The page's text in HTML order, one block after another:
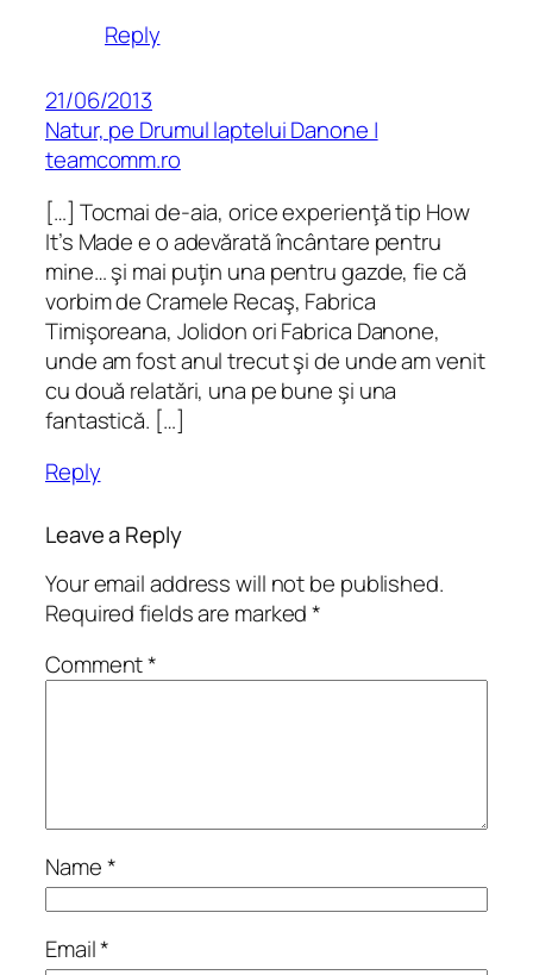
Reply
21/06/2013
Natur, pe Drumul laptelui Danone |
teamcomm.ro
[…] Tocmai de-aia, orice experienţă tip How
It’s Made e o adevărată încântare pentru
mine… şi mai puţin una pentru gazde, fie că
vorbim de Cramele Recaş, Fabrica
Timişoreana, Jolidon ori Fabrica Danone,
unde am fost anul trecut şi de unde am venit
cu două relatări, una pe bune şi una
fantastică. […]
Reply
Leave a Reply
Your email address will not be published.
Required fields are marked*
Comment*
Name*
Email*